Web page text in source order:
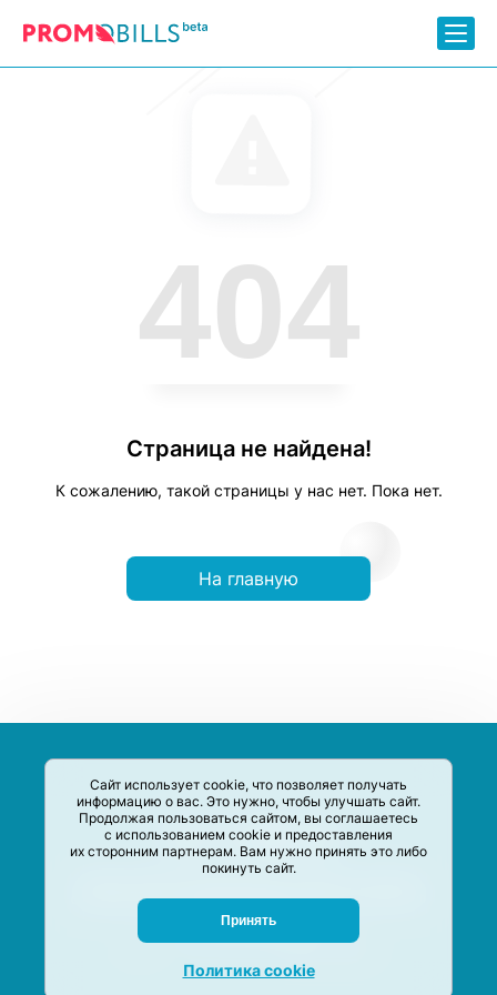
Сайт использует cookie, что позволяет получать
информацию о вас. Это нужно, чтобы улучшать сайт.
Продолжая пользоваться сайтом, вы соглашаетесь
с использованием cookie и предоставления
их сторонним партнерам. Вам нужно принять это либо
покинуть сайт.
Принять
Политика cookie
404
Страница не найдена!
К сожалению, такой страницы у нас нет. Пока нет.
На главную
систематизации акций и скидок на товары и услуги в РФ
Задать вопрос
© M-Social production 2020 –2026